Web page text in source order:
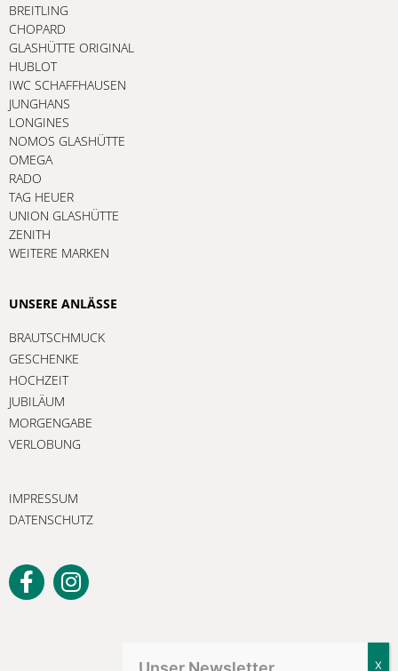
BREITLING
CHOPARD
GLASHÜTTE ORIGINAL
HUBLOT
IWC SCHAFFHAUSEN
JUNGHANS
LONGINES
NOMOS GLASHÜTTE
OMEGA
RADO
TAG HEUER
UNION GLASHÜTTE
ZENITH
WEITERE MARKEN
UNSERE ANLÄSSE
BRAUTSCHMUCK
GESCHENKE
HOCHZEIT
JUBILÄUM
MORGENGABE
VERLOBUNG
IMPRESSUM
DATENSCHUTZ